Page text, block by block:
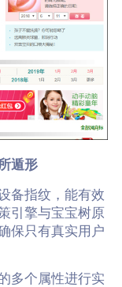
遁形
备指纹，能有效
引擎与宝宝树原
保只有真实用户
多个属性进行实